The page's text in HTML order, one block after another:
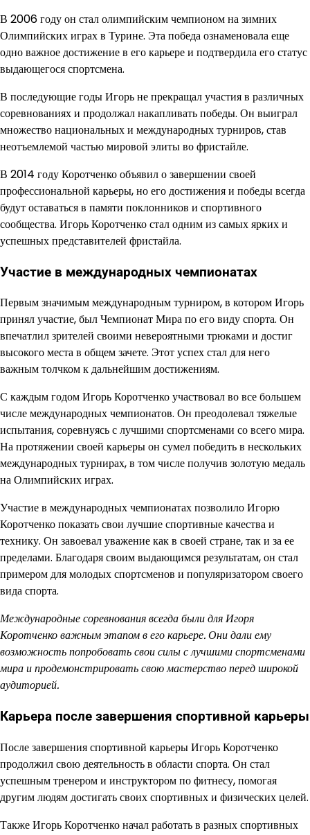
В 2006 году он стал олимпийским чемпионом на зимних
Олимпийских играх в Турине. Эта победа ознаменовала еще
одно важное достижение в его карьере и подтвердила его статус
выдающегося спортсмена.
В последующие годы Игорь не прекращал участия в различных
соревнованиях и продолжал накапливать победы. Он выиграл
множество национальных и международных турниров, став
неотъемлемой частью мировой элиты во фристайле.
В 2014 году Коротченко объявил о завершении своей
профессиональной карьеры, но его достижения и победы всегда
будут оставаться в памяти поклонников и спортивного
сообщества. Игорь Коротченко стал одним из самых ярких и
успешных представителей фристайла.
Участие в международных чемпионатах
Первым значимым международным турниром, в котором Игорь
принял участие, был Чемпионат Мира по его виду спорта. Он
впечатлил зрителей своими невероятными трюками и достиг
высокого места в общем зачете. Этот успех стал для него
важным толчком к дальнейшим достижениям.
С каждым годом Игорь Коротченко участвовал во все большем
числе международных чемпионатов. Он преодолевал тяжелые
испытания, соревнуясь с лучшими спортсменами со всего мира.
На протяжении своей карьеры он сумел победить в нескольких
международных турнирах, в том числе получив золотую медаль
на Олимпийских играх.
Участие в международных чемпионатах позволило Игорю
Коротченко показать свои лучшие спортивные качества и
технику. Он завоевал уважение как в своей стране, так и за ее
пределами. Благодаря своим выдающимся результатам, он стал
примером для молодых спортсменов и популяризатором своего
вида спорта.
Международные соревнования всегда были для Игоря
Коротченко важным этапом в его карьере. Они дали ему
возможность попробовать свои силы с лучшими спортсменами
мира и продемонстрировать свою мастерство перед широкой
аудиторией.
Карьера после завершения спортивной карьеры
После завершения спортивной карьеры Игорь Коротченко
продолжил свою деятельность в области спорта. Он стал
успешным тренером и инструктором по фитнесу, помогая
другим людям достигать своих спортивных и физических целей.
Также Игорь Коротченко начал работать в разных спортивных